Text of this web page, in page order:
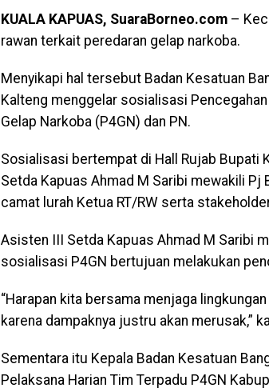
KUALA KAPUAS, SuaraBorneo.com –
rawan terkait peredaran gelap narkoba.
Menyikapi hal tersebut Badan Kesatuan
Kalteng menggelar sosialisasi
Gelap Narkoba (P4GN) dan PN.
Sosialisasi bertempat di Hall Rujab
Setda Kapuas Ahmad M Saribi mewakili
camat lurah Ketua RT/RW serta
Asisten III Setda Kapuas Ahmad M Saribi
sosialisasi P4GN bertujuan melakukan
“Harapan kita bersama menjaga
karena dampaknya justru akan merusak,”
Sementara itu Kepala Badan Kesatuan
Pelaksana Harian Tim Terpadu P4GN